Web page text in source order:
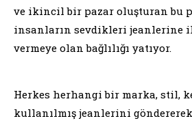
ve ikincil bir pazar oluşturan bu
insanların sevdikleri jeanlerine
vermeye olan bağlılığı yatıyor.
Herkes herhangi bir marka, stil,
kullanılmış jeanlerini